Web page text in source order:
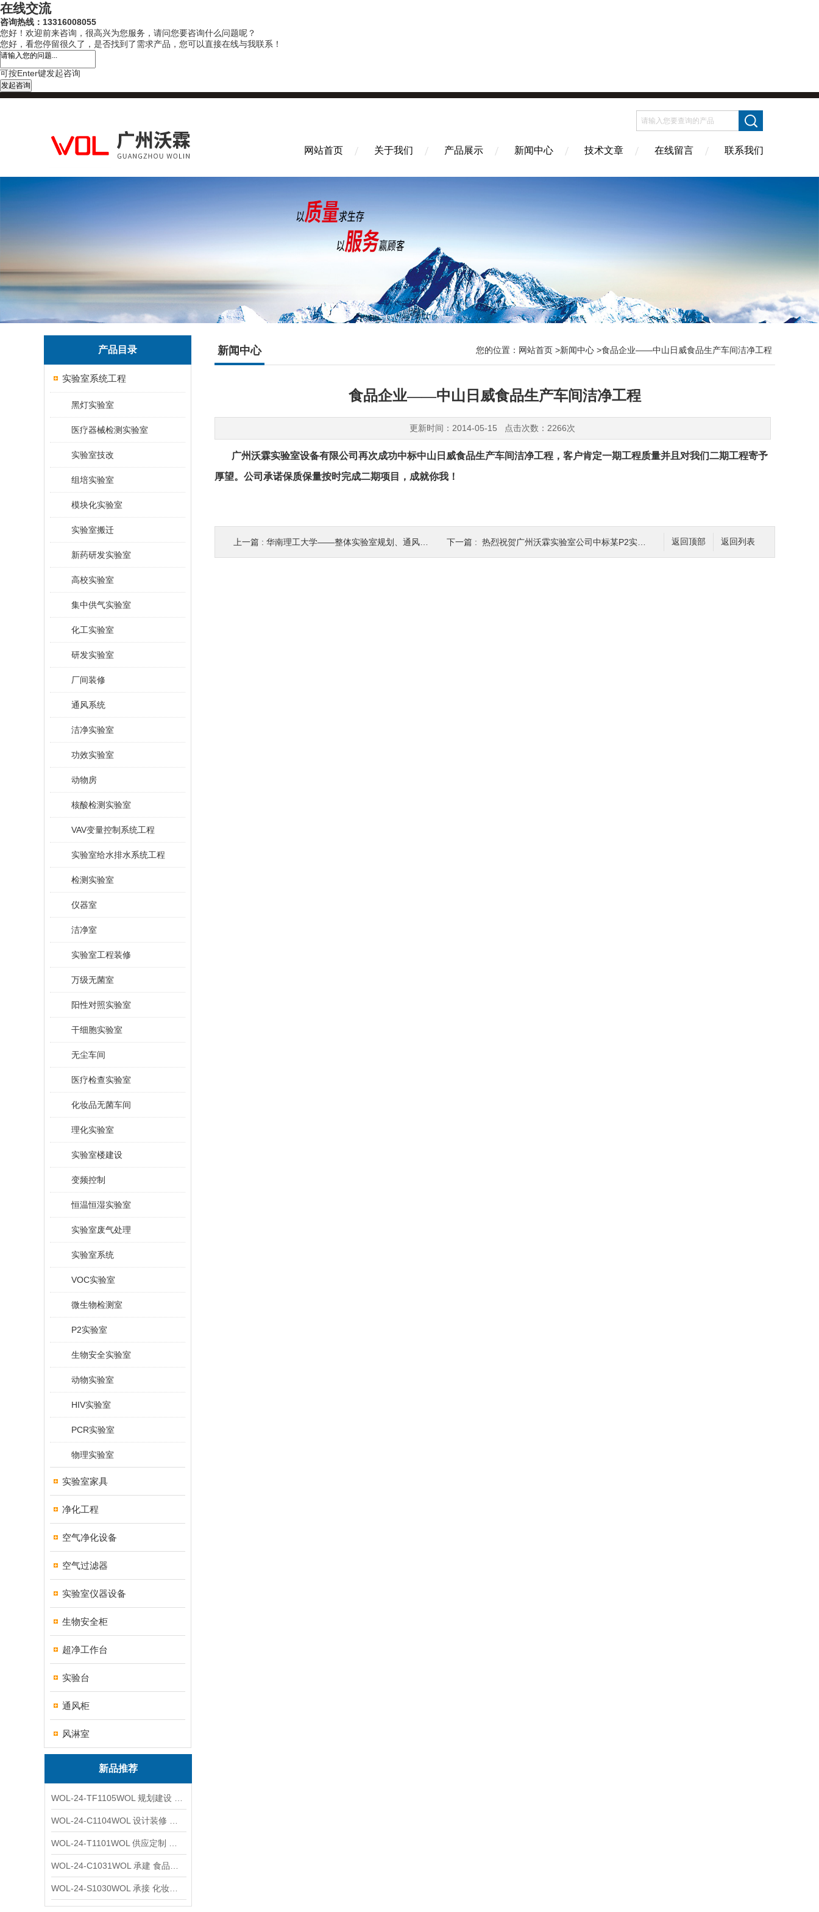
在线交流
咨询热线：13316008055
您好！欢迎前来咨询，很高兴为您服务，请问您要咨询什么问题呢？
您好，看您停留很久了，是否找到了需求产品，您可以直接在线与我联系！
可按Enter键发起咨询
发起咨询
网站首页 关于我们 产品展示 新闻中心 技术文章 在线留言 联系我们
产品目录
实验室系统工程
黑灯实验室
医疗器械检测实验室
实验室技改
组培实验室
模块化实验室
实验室搬迁
新药研发实验室
高校实验室
集中供气实验室
化工实验室
研发实验室
厂间装修
通风系统
洁净实验室
功效实验室
动物房
核酸检测实验室
VAV变量控制系统工程
实验室给水排水系统工程
检测实验室
仪器室
洁净室
实验室工程装修
万级无菌室
阳性对照实验室
干细胞实验室
无尘车间
医疗检查实验室
化妆品无菌车间
理化实验室
实验室楼建设
变频控制
恒温恒湿实验室
实验室废气处理
实验室系统
VOC实验室
微生物检测室
P2实验室
生物安全实验室
动物实验室
HIV实验室
PCR实验室
物理实验室
实验室家具
净化工程
空气净化设备
空气过滤器
实验室仪器设备
生物安全柜
超净工作台
实验台
通风柜
风淋室
新品推荐
新闻中心 您的位置： 网站首页 >新闻中心 >食品企业——中山日威食品生产车间洁净工程
食品企业——中山日威食品生产车间洁净工程
更新时间：2014-05-15 点击次数：2266次
广州沃霖实验室设备有限公司再次成功中标中山日威食品生产车间洁净工程，客户肯定一期工程质量并且对我们二期工程寄予
厚望。公司承诺保质保量按时完成二期项目，成就你我！
返回列表
返回顶部
上一篇 : 华南理工大学——整体实验室规划、通风及气体系统 下一篇 : 热烈祝贺广州沃霖实验室公司中标某P2实验室工程